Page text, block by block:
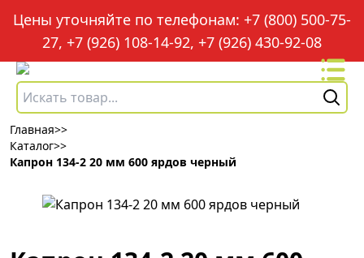
Цены уточняйте по телефонам: +7 (800) 500-75-
27, +7 (926) 108-14-92, +7 (926) 430-92-08
Главная>>
Каталог>>
Капрон 134-2 20 мм 600 ярдов черный